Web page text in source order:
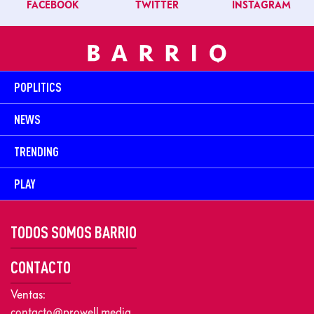
FACEBOOK TWITTER INSTAGRAM
POPLITICS
NEWS
TRENDING
PLAY
TODOS SOMOS BARRIO
CONTACTO
Ventas: